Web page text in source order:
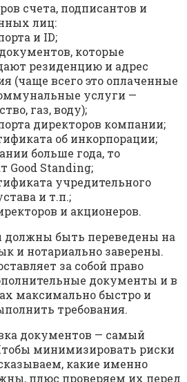
счета, подписантов и
лиц:
и ID;
которые
резиденцию и адрес
(чаще всего это оплаченные
услуги —
газ, воду);
директоров компании;
об инкорпорации;
больше года, то
Good Standing;
учредительного
и т.п.;
и акционеров.
должны быть переведены на
и нотариально заверены.
за собой право
документы и в
максимально быстро и
требования.
документов — самый
минимизировать риски
какие именно
плюс проверяем их перед